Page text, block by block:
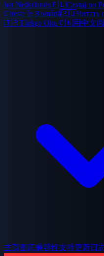
het Nederlands🇵🇱Czytaj po
Citește în Română🇷🇺Читать
🇹🇷Türkçe Oku🇨🇳用中文
主页图库兼容性支持更新日